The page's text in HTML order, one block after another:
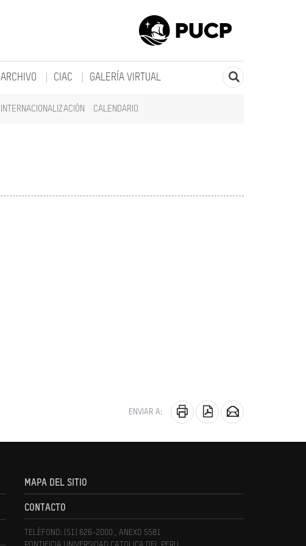
INTERNACIONALIZACIÓN CALENDARIO
ARCHIVO CIAC GALERÍA VIRTUAL
ENVIAR A:
MAPA DEL SITIO
CONTACTO
TELÉFONO: (51) 626-2000 , ANEXO 5581